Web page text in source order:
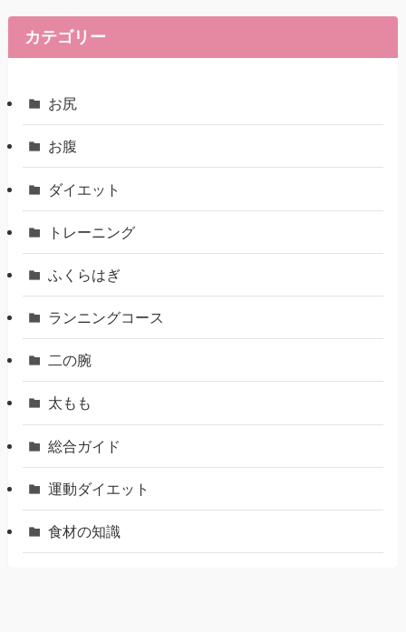
カテゴリー
お尻
お腹
ダイエット
トレーニング
ふくらはぎ
ランニングコース
二の腕
太もも
総合ガイド
運動ダイエット
食材の知識